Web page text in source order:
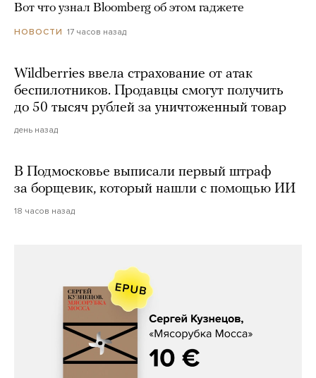
Вот что узнал Bloomberg об этом гаджете
НОВОСТИ 17 часов назад
Wildberries ввела страхование от атак
беспилотников. Продавцы смогут получить
до 50 тысяч рублей за уничтоженный товар
день назад
В Подмосковье выписали первый штраф
за борщевик, который нашли с помощью ИИ
18 часов назад